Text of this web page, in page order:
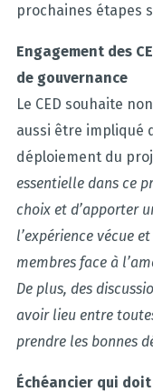
prochaines étapes
Engagement des
de gouvernance
Le CED souhaite
aussi être impliqué
déploiement du
essentielle dans ce
choix et d’apporter
l’expérience vécue
membres face à
De plus, des
avoir lieu entre
prendre les bonnes
Échéancier qui